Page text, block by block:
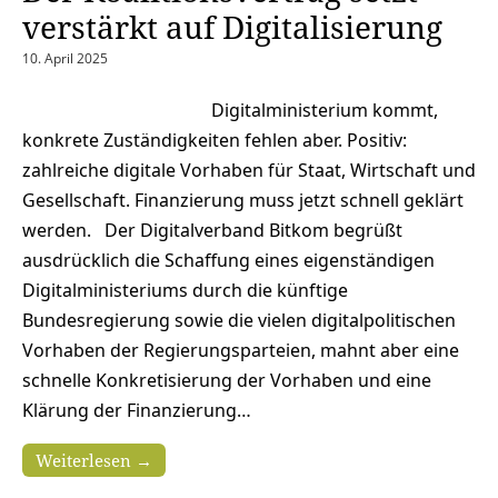
verstärkt auf Digitalisierung
10. April 2025
Digitalministerium kommt,
konkrete Zuständigkeiten fehlen aber. Positiv:
zahlreiche digitale Vorhaben für Staat, Wirtschaft und
Gesellschaft. Finanzierung muss jetzt schnell geklärt
werden. Der Digitalverband Bitkom begrüßt
ausdrücklich die Schaffung eines eigenständigen
Digitalministeriums durch die künftige
Bundesregierung sowie die vielen digitalpolitischen
Vorhaben der Regierungsparteien, mahnt aber eine
schnelle Konkretisierung der Vorhaben und eine
Klärung der Finanzierung…
Weiterlesen →